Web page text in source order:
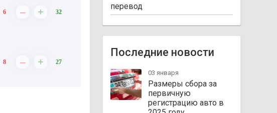
6 – + 32
8 – + 27
перевод
Последние новости
03 января
Размеры сбора за
первичную
регистрацию авто в